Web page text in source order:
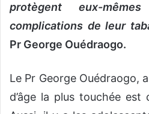
protègent eux-
complications de leur
Pr George Ouédraogo.
Le Pr George Ouédraogo,
d’âge la plus touchée